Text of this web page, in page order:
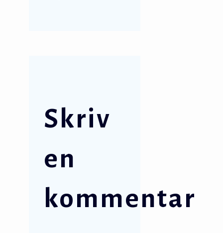
Skriv
en
kommentar